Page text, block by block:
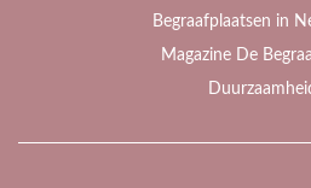
Begraafplaatsen in
Magazine De